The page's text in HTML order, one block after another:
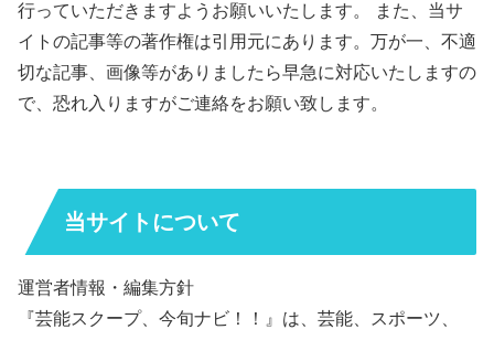
行っていただきますようお願いいたします。 また、当サ
イトの記事等の著作権は引用元にあります。万が一、不適
切な記事、画像等がありましたら早急に対応いたしますの
で、恐れ入りますがご連絡をお願い致します。
当サイトについて
運営者情報・編集方針
『芸能スクープ、今旬ナビ！！』は、芸能、スポーツ、